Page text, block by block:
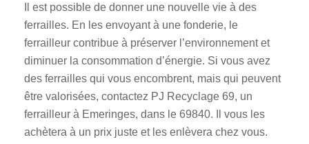
Il est possible de donner une nouvelle vie à des
ferrailles. En les envoyant à une fonderie, le
ferrailleur contribue à préserver l’environnement et
diminuer la consommation d’énergie. Si vous avez
des ferrailles qui vous encombrent, mais qui peuvent
être valorisées, contactez PJ Recyclage 69, un
ferrailleur à Emeringes, dans le 69840. Il vous les
achètera à un prix juste et les enlèvera chez vous.